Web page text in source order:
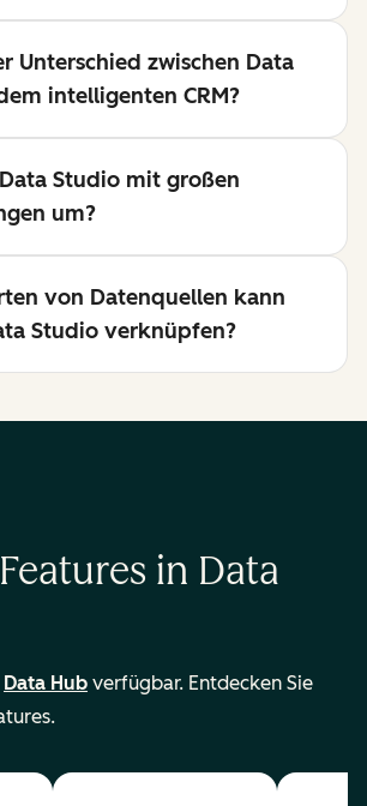
Unterschied zwischen Data
intelligenten CRM?
Studio mit großen
um?
von Datenquellen kann
Studio verknüpfen?
in Data
Data Hub verfügbar. Entdecken Sie